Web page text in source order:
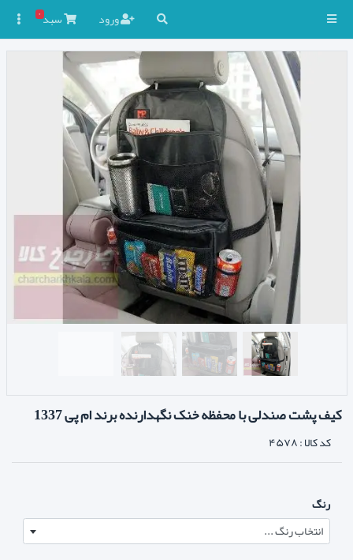
ورود سبد۰
کیف پشت صندلی با محفظه خنک نگهدارنده برند ام پی 1337
کد کالا :۴۵۷۸
رنگ
انتخاب رنگ ...